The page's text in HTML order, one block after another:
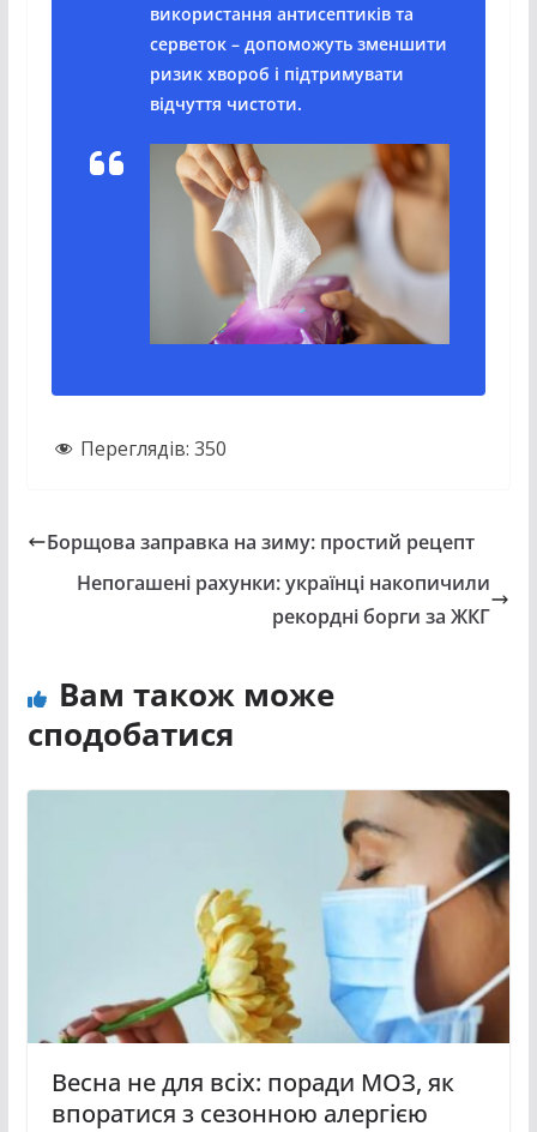
використання антисептиків та
серветок – допоможуть зменшити
ризик хвороб і підтримувати
відчуття чистоти.
Переглядів: 350
Борщова заправка на зиму: простий рецепт
Непогашені рахунки: українці накопичили
рекордні борги за ЖКГ
Вам також може
сподобатися
Весна не для всіх: поради МОЗ, як
впоратися з сезонною алергією